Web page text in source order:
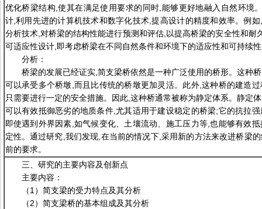
优化桥梁结构,使其在满足使用要求的同时,能够更好地融入自然环境
计,利用先进的计算机技术和数字化技术,提高设计的精度和效率。例
分析技术,对桥梁的结构性能进行预测和评估,以提高桥梁的安全性和耐
可适应性设计,即考虑桥梁在不同自然条件和环境下的适应性和可持续
分析：
桥梁的发展已经证实,简支梁桥依然是一种广泛使用的桥形。这种
可以承受多个桥墩,而且比传统的桥墩更加灵活。此外,这种桥的建造
只需要进行一定的安全措施。因此,这种桥通常被称为静定体系。静定
可以有效抵御恶劣的地质条件,尤其适用于建设稳定的桥梁;它的抗拉
即使遇到外界因素,如气候变化、土壤流动、施工压力等,也能够有效
定性。通过研究,我们发现,在当前的情况下,采用新的方法来改进桥梁
前的要求。
三、研究的主要内容及创新点
主要内容：
（1）简支梁的受力特点及其分析
（2）简支梁桥的基本组成及其分析